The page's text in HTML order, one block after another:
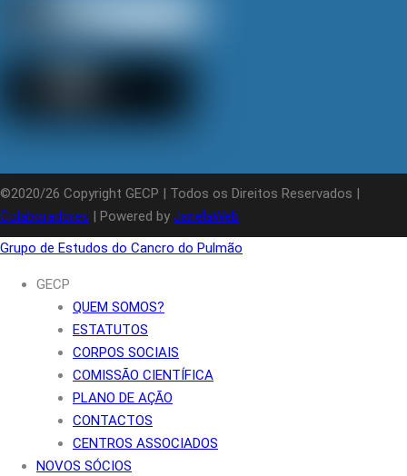
©2020/26 Copyright GECP | Todos os Direitos Reservados |
Colaboradores | Powered by JanelaWeb
Grupo de Estudos do Cancro do Pulmão
GECP
QUEM SOMOS?
ESTATUTOS
CORPOS SOCIAIS
COMISSÃO CIENTÍFICA
PLANO DE AÇÃO
CONTACTOS
CENTROS ASSOCIADOS
NOVOS SÓCIOS